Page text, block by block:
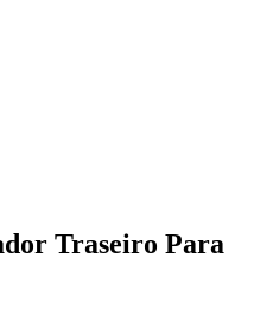
Traseiro Para